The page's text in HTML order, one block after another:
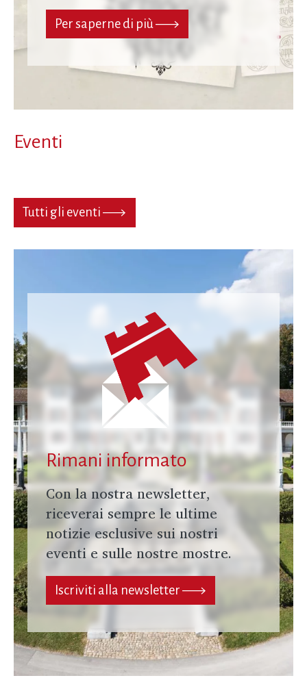
Per saperne di più
Eventi
Tutti gli eventi
Rimani informato
Con la nostra newsletter,
riceverai sempre le ultime
notizie esclusive sui nostri
eventi e sulle nostre mostre.
Iscriviti alla newsletter